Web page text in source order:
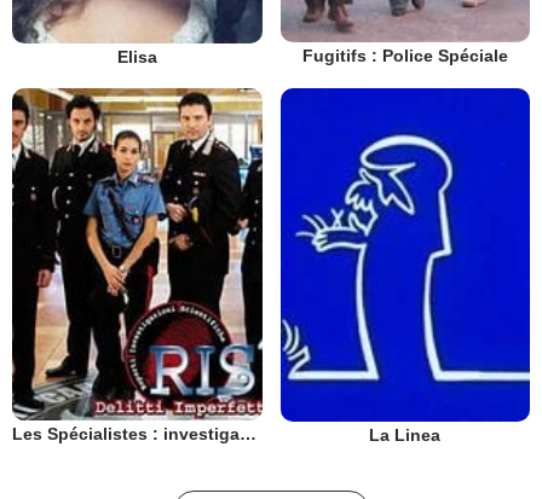
Elisa Fugitifs : Police Spéciale
Les Spécialistes : investigation scientifique La Linea